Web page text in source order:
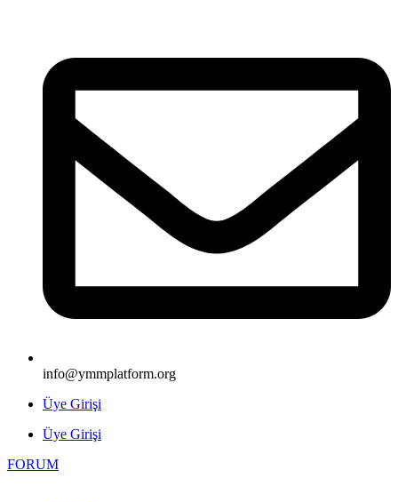
info@ymmplatform.org
Üye Girişi
Üye Girişi
FORUM